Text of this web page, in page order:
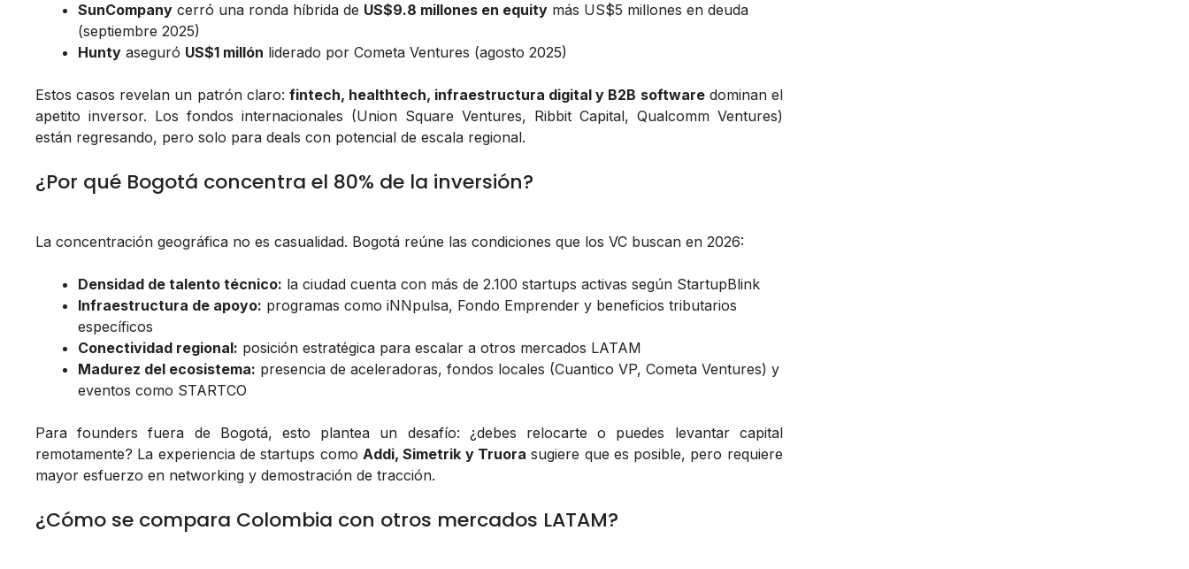
SunCompany cerró una ronda híbrida de US$9.8 millones en equity más US$5 millones en deuda
(septiembre 2025)
Hunty aseguró US$1 millón liderado por Cometa Ventures (agosto 2025)
Estos casos revelan un patrón claro: fintech, healthtech, infraestructura digital y B2B softwaredominan el
apetito inversor. Los fondos internacionales (Union Square Ventures, Ribbit Capital, Qualcomm Ventures)
están regresando, pero solo para deals con potencial de escala regional.
¿Por qué Bogotá concentra el 80% de la inversión?
La concentración geográfica no es casualidad. Bogotá reúne las condiciones que los VC buscan en 2026:
Densidad de talento técnico: la ciudad cuenta con más de 2.100 startups activas según StartupBlink
Infraestructura de apoyo: programas como iNNpulsa, Fondo Emprender y beneficios tributarios
específicos
Conectividad regional: posición estratégica para escalar a otros mercados LATAM
Madurez del ecosistema: presencia de aceleradoras, fondos locales (Cuantico VP, Cometa Ventures) y
eventos como STARTCO
Para founders fuera de Bogotá, esto plantea un desafío: ¿debes relocarte o puedes levantar capital
remotamente? La experiencia de startups como Addi, Simetrik y Truora sugiere que es posible, pero requiere
mayor esfuerzo en networking y demostración de tracción.
¿Cómo se compara Colombia con otros mercados LATAM?